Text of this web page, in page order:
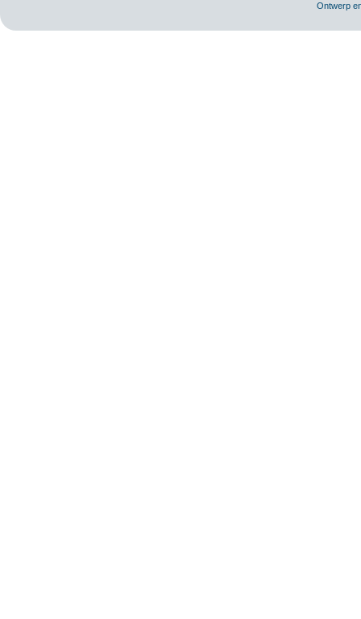
Ontwerp